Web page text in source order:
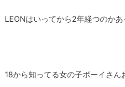
LEONはいってから2年経つのか
18から知ってる女の子ボーイさん